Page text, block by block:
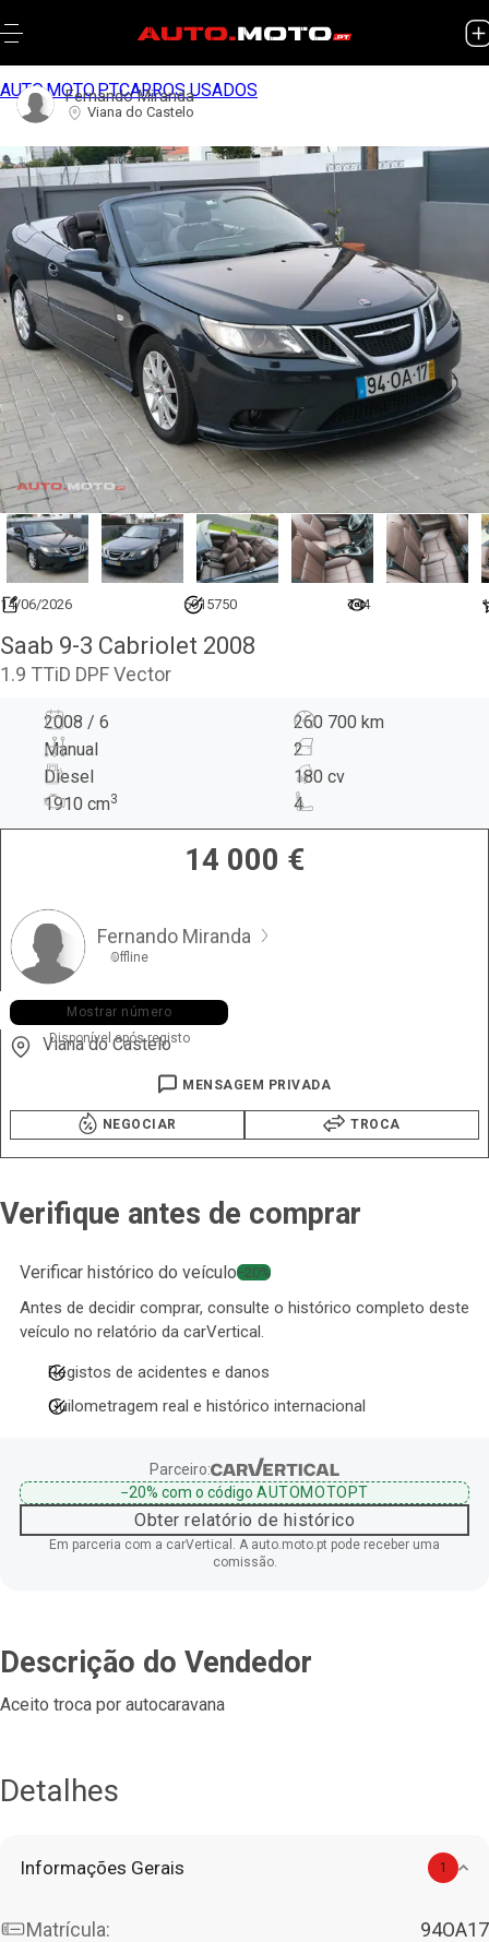
AUTO.MOTO.PTCARROS USADOS
14/06/2026 6915750 744 1
Saab 9-3 Cabriolet 2008
1.9 TTiD DPF Vector
2008 / 6
260 700 km
Manual
2
Diesel
180 cv
1910 cm3 4
14 000 €
Fernando Miranda
Offline
+351 916 ••• •24
Mostrar número
Disponível após registo
Viana do Castelo
MENSAGEM PRIVADA
NEGOCIAR TROCA
Verifique antes de comprar
Verificar histórico do veículo−20%
Antes de decidir comprar, consulte o histórico completo deste
veículo no relatório da carVertical.
Registos de acidentes e danos
Quilometragem real e histórico internacional
Parceiro:
−20%com o código AUTOMOTOPT
Obter relatório de histórico
Em parceria com a carVertical. A auto.moto.pt pode receber uma
comissão.
Descrição do Vendedor
Aceito troca por autocaravana
Detalhes
Informações Gerais 1
Matrícula: 94OA17
Fernando Miranda
Viana do Castelo